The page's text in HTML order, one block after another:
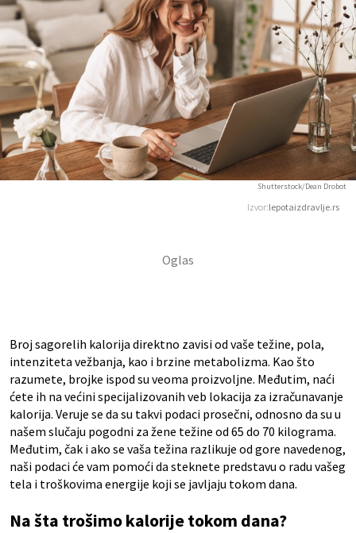
Izvor:lepotaizdravlje.rs
Shutterstock/Dean Drobot
Broj sagorelih kalorija direktno zavisi od vaše težine, pola,
intenziteta vežbanja, kao i brzine metabolizma. Kao što
razumete, brojke ispod su veoma proizvoljne. Međutim, naći
ćete ih na većini specijalizovanih veb lokacija za izračunavanje
kalorija. Veruje se da su takvi podaci prosečni, odnosno da su u
našem slučaju pogodni za žene težine od 65 do 70 kilograma.
Međutim, čak i ako se vaša težina razlikuje od gore navedenog,
naši podaci će vam pomoći da steknete predstavu o radu vašeg
tela i troškovima energije koji se javljaju tokom dana.
Na šta trošimo kalorije tokom dana?